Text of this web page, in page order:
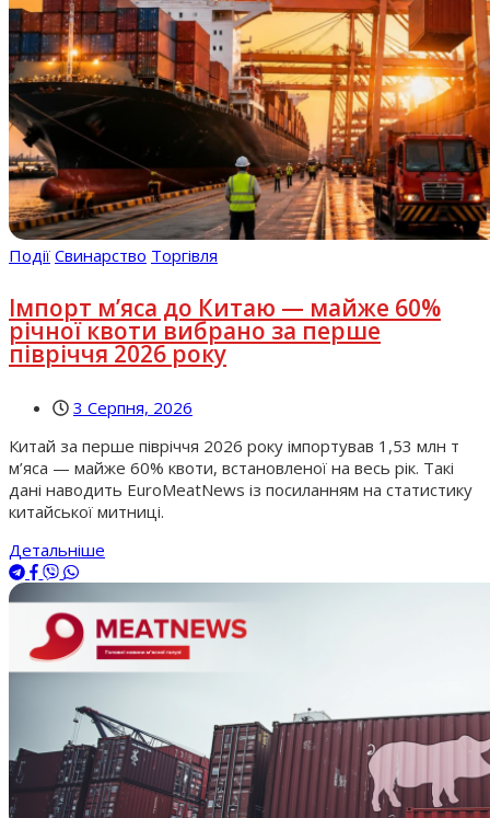
Події Свинарство Торгівля
Імпорт м’яса до Китаю — майже 60%
річної квоти вибрано за перше
півріччя 2026 року
3 Серпня, 2026
Китай за перше півріччя 2026 року імпортував 1,53 млн т
м’яса — майже 60% квоти, встановленої на весь рік. Такі
дані наводить EuroMeatNews із посиланням на статистику
китайської митниці.
Детальніше